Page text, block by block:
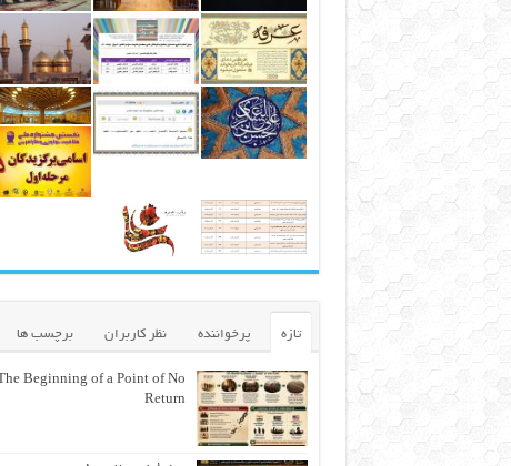
تازه پرخواننده نظر کاربران برچسب ها
Beginning of a Point of No
Return